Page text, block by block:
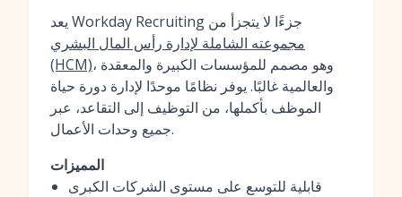
يعد Workday Recruiting جزءًا لا يتجزأ من
مجموعته الشاملة لإدارة رأس المال البشري
(HCM)، وهو مصمم للمؤسسات الكبيرة والمعقدة
والعالمية غالبًا. يوفر نظامًا موحدًا لإدارة دورة حياة
الموظف بأكملها، من التوظيف إلى التقاعد، عبر
جميع وحدات الأعمال.
المميزات
قابلية للتوسع على مستوى الشركات الكبرى